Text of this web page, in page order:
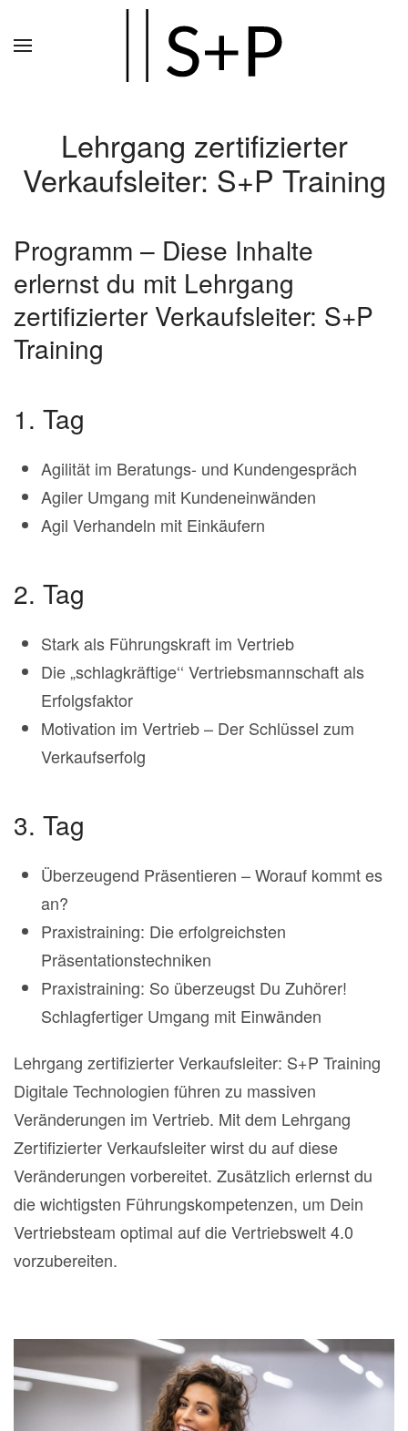
Lehrgang zertifizierter
Verkaufsleiter: S+P Training
Programm – Diese Inhalte
erlernst du mit Lehrgang
zertifizierter Verkaufsleiter: S+P
Training
1. Tag
Agilität im Beratungs- und Kundengespräch
Agiler Umgang mit Kundeneinwänden
Agil Verhandeln mit Einkäufern
2. Tag
Stark als Führungskraft im Vertrieb
Die „schlagkräftige‘‘ Vertriebsmannschaft als
Erfolgsfaktor
Motivation im Vertrieb – Der Schlüssel zum
Verkaufserfolg
3. Tag
Überzeugend Präsentieren – Worauf kommt es
an?
Praxistraining: Die erfolgreichsten
Präsentationstechniken
Praxistraining: So überzeugst Du Zuhörer!
Schlagfertiger Umgang mit Einwänden
Lehrgang zertifizierter Verkaufsleiter: S+P Training
Digitale Technologien führen zu massiven
Veränderungen im Vertrieb. Mit dem Lehrgang
Zertifizierter Verkaufsleiter wirst du auf diese
Veränderungen vorbereitet. Zusätzlich erlernst du
die wichtigsten Führungskompetenzen, um Dein
Vertriebsteam optimal auf die Vertriebswelt 4.0
vorzubereiten.